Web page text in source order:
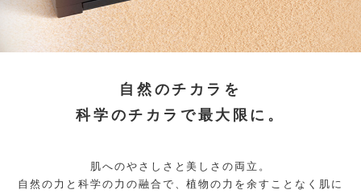
自然のチカラを
科学のチカラで最大限に。
肌へのやさしさと美しさの両立。
自然の力と科学の力の融合で、植物の力を余すことなく肌に